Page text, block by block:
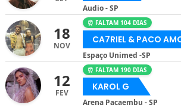
Audio - SP
18
NOV
⏰ FALTAM 104 DIAS
CA7RIEL & PACO
Espaço Unimed -SP
12
FEV
⏰ FALTAM 190 DIAS
KAROL G
Arena Pacaembu - SP